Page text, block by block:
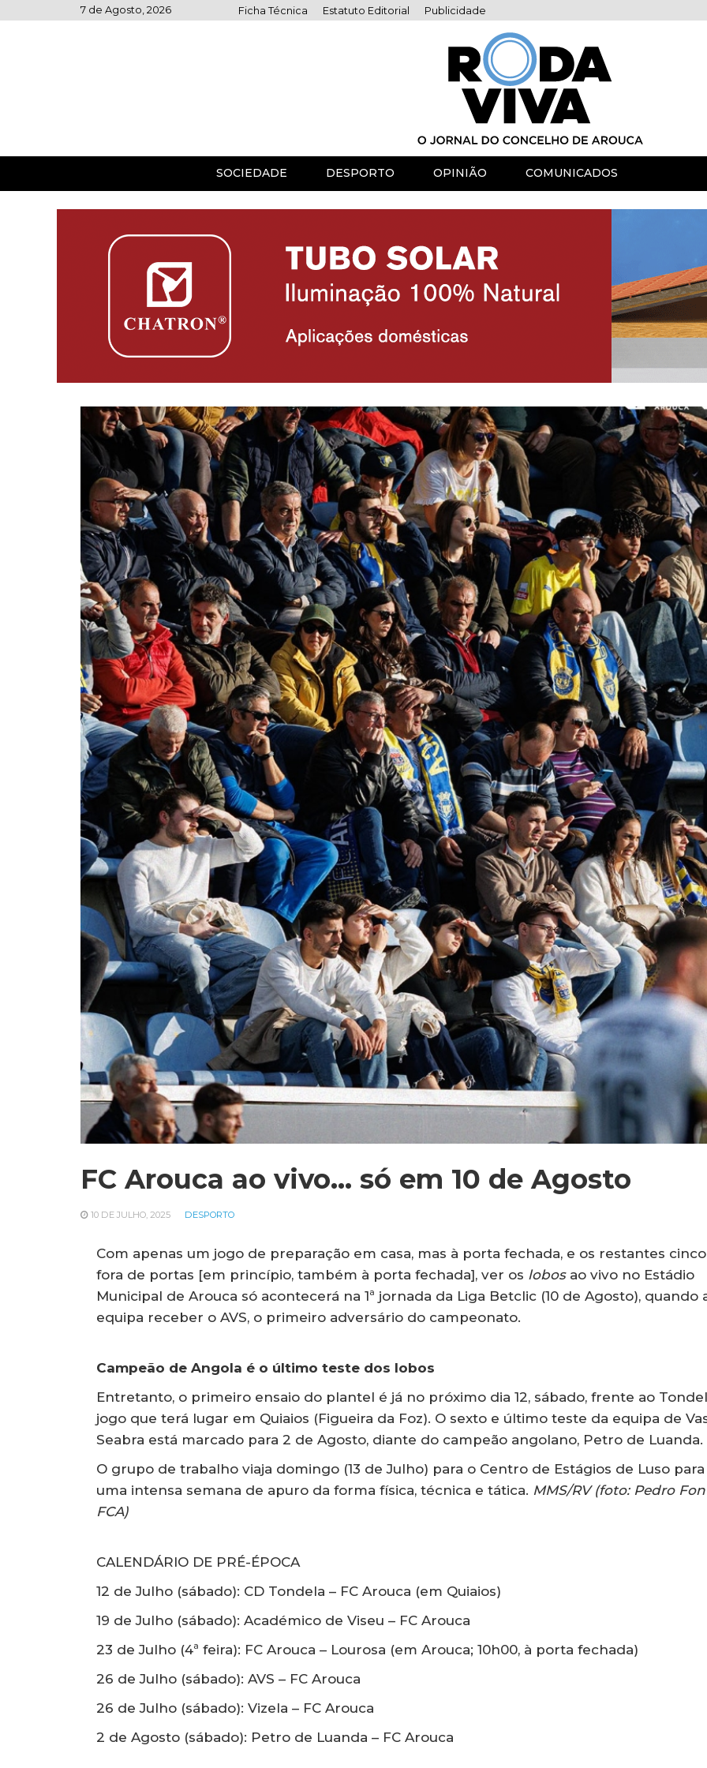
to
7 de Agosto, 2026 Ficha Técnica Estatuto Editorial Publicidade
SOCIEDADE DESPORTO OPINIÃO COMUNICADOS
FC Arouca ao vivo… só em 10 de Agosto
10 DE JULHO, 2025 DESPORTO
Com apenas um jogo de preparação em casa, mas à porta fechada, e os restantes cinco
fora de portas [em princípio, também à porta fechada], ver os lobosao vivo no Estádio
Municipal de Arouca só acontecerá na 1ª jornada da Liga Betclic (10 de Agosto), quando
equipa receber o AVS, o primeiro adversário do campeonato.
Campeão de Angola é o último teste dos lobos
Entretanto, o primeiro ensaio do plantel é já no próximo dia 12, sábado, frente ao
jogo que terá lugar em Quiaios (Figueira da Foz). O sexto e último teste da equipa de
Seabra está marcado para 2 de Agosto, diante do campeão angolano, Petro de Luanda.
O grupo de trabalho viaja domingo (13 de Julho) para o Centro de Estágios de Luso para
uma intensa semana de apuro da forma física, técnica e tática. MMS/RV (foto: Pedro
FCA)
CALENDÁRIO DE PRÉ-ÉPOCA
12 de Julho (sábado): CD Tondela – FC Arouca (em Quiaios)
19 de Julho (sábado): Académico de Viseu – FC Arouca
23 de Julho (4ª feira): FC Arouca – Lourosa (em Arouca; 10h00, à porta fechada)
26 de Julho (sábado): AVS – FC Arouca
26 de Julho (sábado): Vizela – FC Arouca
2 de Agosto (sábado): Petro de Luanda – FC Arouca